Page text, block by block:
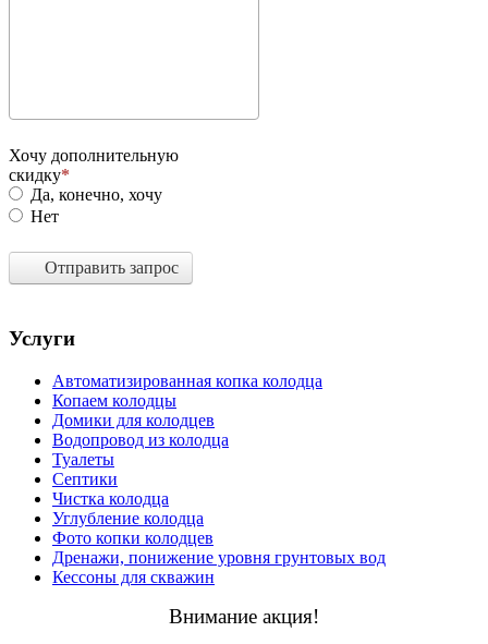
Хочу дополнительную
скидку
Да, конечно, хочу
Нет
Отправить запрос
Услуги
Автоматизированная копка колодца
Копаем колодцы
Домики для колодцев
Водопровод из колодца
Туалеты
Септики
Чистка колодца
Углубление колодца
Фото копки колодцев
Дренажи, понижение уровня грунтовых вод
Кессоны для скважин
Внимание акция!